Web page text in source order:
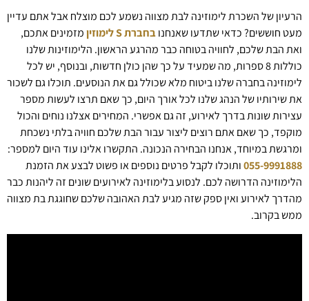
הרעיון של השכרת לימוזינה לבת מצווה נשמע לכם מוצלח אבל אתם עדיין
מעט חוששים? כדאי שתדעו שאנחנובחברת S לימוזין
מזמינים אתכם,
ואת הבת שלכם, לחוויה בטוחה כבר מהרגע הראשון. הלימוזינות שלנו
כוללות 8 ספרות, מה שמעיד על כך שהן כולן חדשות, ובנוסף, יש לכל
לימוזינה בחברה שלנו ביטוח מלא שכולל גם את הנוסעים. תוכלו גם לשכור
את שירותיו של הנהג שלנו לכל אורך היום, כך שאם תרצו לעשות מספר
עצירות שונות בדרך לאירוע, זה גם אפשרי. המחירים אצלנו נוחים והכול
מוקפד, כך שאם אתם רוצים ליצור עבור הבת שלכם חוויה בלתי נשכחת
ומרגשת במיוחד, אנחנו הבחירה הנכונה. התקשרו אלינו עוד היום למספר:
055-9991888ותוכלו לקבל פרטים נוספים או פשוט לבצע את הזמנת
הלימוזינה הדרושה לכם. לנסוע בלימוזינה לאירועים שונים זה ליהנות כבר
מהדרך לאירוע ואין ספק שזה מגיע לבת האהובה שלכם שחוגגת בת מצווה
ממש בקרוב.